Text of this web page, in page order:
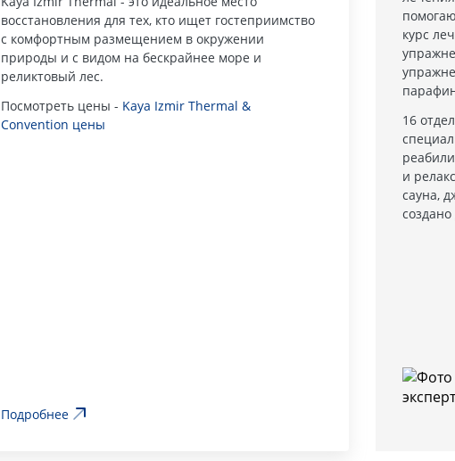
восстановления для тех, кто ищет гостеприимство
с комфортным размещением в окружении
природы и с видом на бескрайнее море и
реликтовый лес.
Посмотреть цены - Kaya Izmir Thermal &
Convention цены
Подробнее
курс
16
и
сауна,